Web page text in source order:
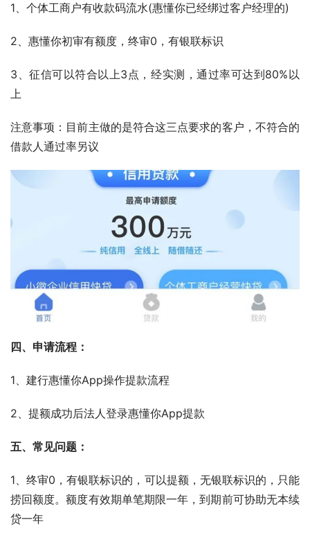
1、个体工商户有收款码流水(惠懂你已经绑过客户经理的)
2、惠懂你初审有额度，终审0，有银联标识
3、征信可以符合以上3点，经实测，通过率可达到80%以
上
注意事项：目前主做的是符合这三点要求的客户，不符合的
借款人通过率另议
四、申请流程：
1、建行惠懂你App操作提款流程
2、提额成功后法人登录惠懂你App提款
五、常见问题：
1、终审0，有银联标识的，可以提额，无银联标识的，只能
捞回额度。额度有效期单笔期限一年，到期前可协助无本续
贷一年